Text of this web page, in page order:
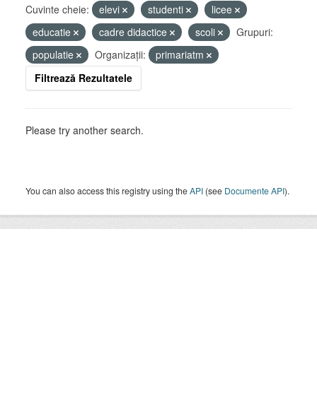
Cuvinte cheie: elevi studenti
licee
educatie
cadre didactice scoli
Grupuri:
populatie
Organizații:
primariatm
Filtrează Rezultatele
Please try another search.
You can also access this registry using theAPI (see Documente API).